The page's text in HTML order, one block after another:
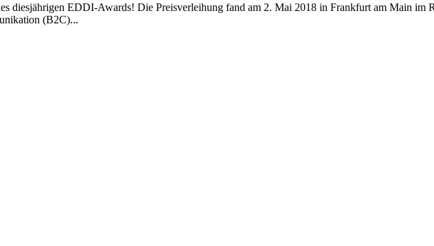
diesjährigen EDDI-Awards! Die Preisverleihung fand am 2. Mai 2018 in Frankfurt am Main im
(B2C)...